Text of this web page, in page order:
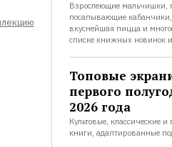
Взрослеющие мальчишки,
посапывающие
вкуснейшая пицца и
списке книжных новинок
Топовые
первого
2026 года
Культовые, классические
книги, адаптированные